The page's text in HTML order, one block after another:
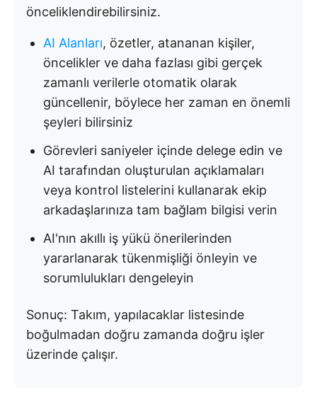
önceliklendirebilirsiniz.
AI Alanları, özetler, atananan kişiler,
öncelikler ve daha fazlası gibi gerçek
zamanlı verilerle otomatik olarak
güncellenir, böylece her zaman en önemli
şeyleri bilirsiniz
Görevleri saniyeler içinde delege edin ve
AI tarafından oluşturulan açıklamaları
veya kontrol listelerini kullanarak ekip
arkadaşlarınıza tam bağlam bilgisi verin
AI'nın akıllı iş yükü önerilerinden
yararlanarak tükenmişliği önleyin ve
sorumlulukları dengeleyin
Sonuç: Takım, yapılacaklar listesinde
boğulmadan doğru zamanda doğru işler
üzerinde çalışır.